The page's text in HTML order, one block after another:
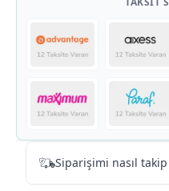
Siparişimi nasıl